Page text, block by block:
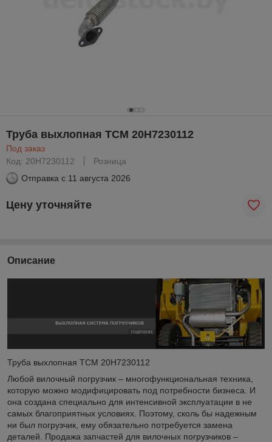
Труба выхлопная TCM 20H7230112
Под заказ
Код: 20H7230112
Розница
Отправка с 11 августа 2026
Цену уточняйте
Описание
Труба выхлопная TCM 20H7230112
Любой вилочный погрузчик – многофункциональная техника,
которую можно модифицировать под потребности бизнеса. И
она создана специально для интенсивной эксплуатации в не
самых благоприятных условиях. Поэтому, сколь бы надежным
ни был погрузчик, ему обязательно потребуется замена
деталей. Продажа запчастей для вилочных погрузчиков –